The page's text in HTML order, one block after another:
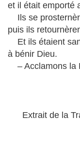
et il était emporté
Ils se
puis ils
Et ils étaient
à bénir Dieu.
– Acclamons la
Extrait de la